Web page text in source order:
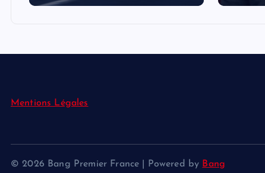
Mentions Légales
© 2026 Bang Premier France | Powered by Bang